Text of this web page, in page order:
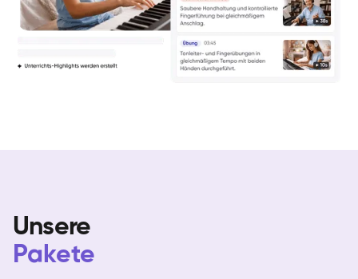
Klavier / Piano / Flügel
Katarzyna
Klavier / Piano / Flügel
Unsere
Pakete